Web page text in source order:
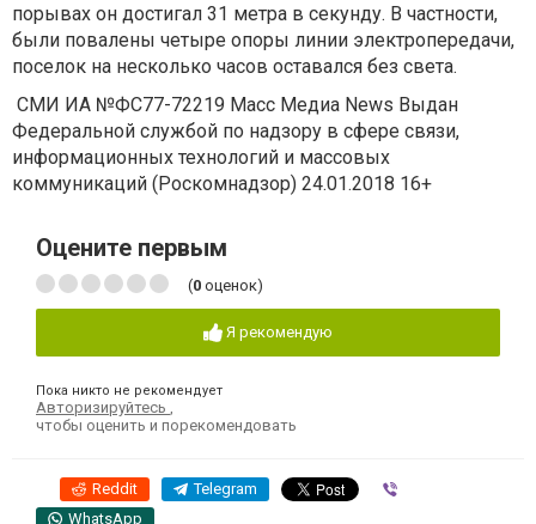
порывах он достигал 31 метра в секунду. В частности,
были повалены четыре опоры линии электропередачи,
поселок на несколько часов оставался без света.
СМИ ИА №ФС77-72219 Масс Медиа News Выдан
Федеральной службой по надзору в сфере связи,
информационных технологий и массовых
коммуникаций (Роскомнадзор) 24.01.2018 16+
Оцените первым
(0 оценок)
Я рекомендую
Пока никто не рекомендует
Авторизируйтесь ,
чтобы оценить и порекомендовать
Reddit Telegram
WhatsApp